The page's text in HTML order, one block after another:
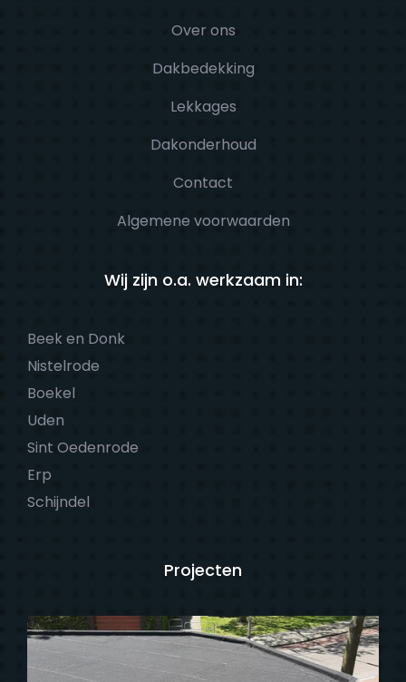
Over ons
Dakbedekking
Lekkages
Dakonderhoud
Contact
Algemene voorwaarden
Wij zijn o.a. werkzaam in:
Beek en Donk
Nistelrode
Boekel
Uden
Sint Oedenrode
Erp
Schijndel
Projecten